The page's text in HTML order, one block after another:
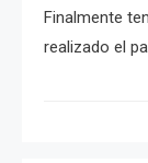
Finalmente
realizado el